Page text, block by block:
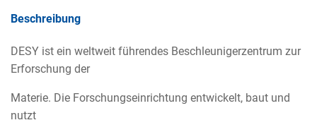
Beschreibung
DESY ist ein weltweit führendes Beschleunigerzentrum zur
Erforschung der
Materie. Die Forschungseinrichtung entwickelt, baut und
nutzt